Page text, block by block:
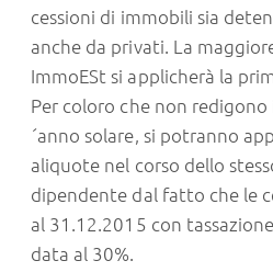
cessioni di immobili sia
anche da privati. La
ImmoESt si applicherà la
Per coloro che non redigono
´anno solare, si potranno
aliquote nel corso dello
dipendente dal fatto che le
al 31.12.2015 con
data al 30%.